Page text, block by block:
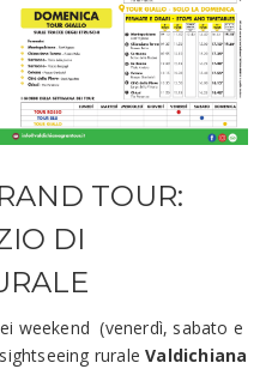
TOUR:
DI
weekend (venerdì, sabato e
ruraleValdichiana